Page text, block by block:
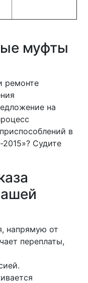
муфты
ремонте
на
в
Судите
напрямую от
переплаты,